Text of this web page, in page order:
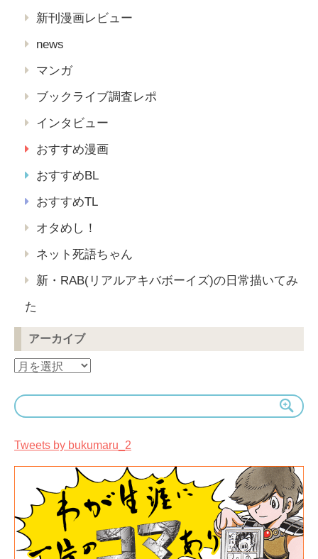
新刊漫画レビュー
news
マンガ
ブックライブ調査レポ
インタビュー
おすすめ漫画
おすすめBL
おすすめTL
オタめし！
ネット死語ちゃん
新・RAB(リアルアキバボーイズ)の日常描いてみ
た
アーカイブ
ア
カ
イ
Tweets by bukumaru_2